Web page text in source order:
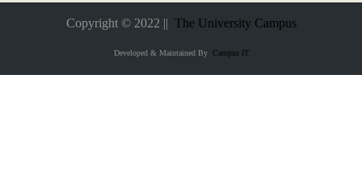
Copyright © 2022 || The University Campus
Developed & Maintained ByCampus IT